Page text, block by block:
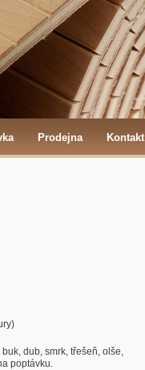
Prodejna Kontakt
dub, smrk, třešeň, olše,
poptávku.